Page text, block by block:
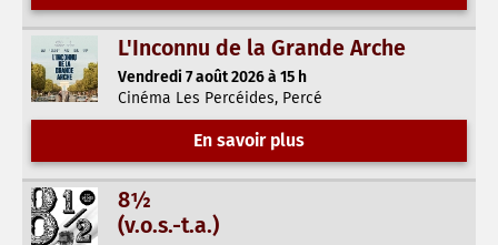
L'Inconnu de la Grande Arche
Vendredi 7 août 2026 à 15 h
Cinéma Les Percéides, Percé
En savoir plus
8½
(v.o.s.-t.a.)